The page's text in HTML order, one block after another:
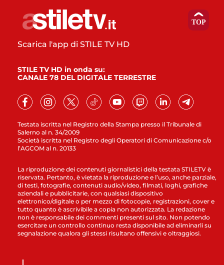
Testata iscritta nel Registro della Stampa presso il Tribunale di
Salerno al n. 34/2009
Società iscritta nel Registro degli Operatori di Comunicazione c/o
l’AGCOM al n. 20133
Scarica l'app di STILE TV HD
STILE TV HD in onda su:
CANALE 78 DEL DIGITALE TERRESTRE
La riproduzione dei contenuti giornalistici della testata STILETV è
riservata. Pertanto, è vietata la riproduzione e l’uso, anche parziale,
di testi, fotografie, contenuti audio/video, filmati, loghi, grafiche
aziendali e pubblicitarie, con qualsiasi dispositivo
elettronico/digitale o per mezzo di fotocopie, registrazioni, cover e
tutto quanto è ascrivibile a copia non autorizzata. La redazione
non è responsabile dei commenti presenti sul sito. Non potendo
esercitare un controllo continuo resta disponibile ad eliminarli su
segnalazione qualora gli stessi risultano offensivi e oltraggiosi.